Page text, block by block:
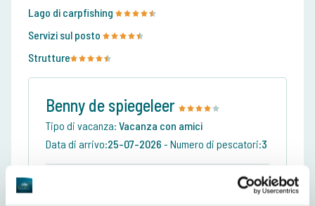
Lago di carpfishing
Servizi sul posto
Strutture
Benny de spiegeleer
Tipo di vacanza: Vacanza con amici
Data di arrivo:25-07-2026 - Numero di pescatori:3